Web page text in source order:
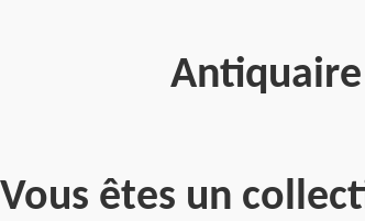
Antiquaire
Vous êtes un